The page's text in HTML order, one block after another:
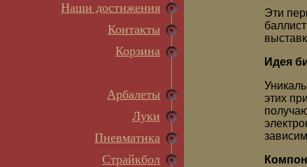
Наши достижения
Контакты
Корзина
Арбалеты
Луки
Пневматика
Страйкбол
Эти
Идея
этих